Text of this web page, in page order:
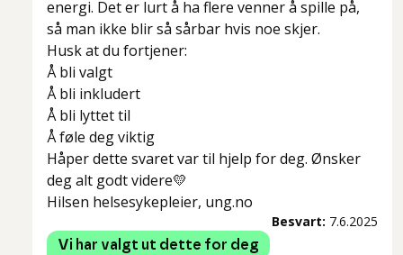
energi. Det er lurt å ha flere venner å spille på,
så man ikke blir så sårbar hvis noe skjer.
Husk at du fortjener:
Å bli valgt
Å bli inkludert
Å bli lyttet til
Å føle deg viktig
Håper dette svaret var til hjelp for deg. Ønsker
deg alt godt videre💛
Hilsen helsesykepleier, ung.no
Besvart: 7.6.2025
Vi har valgt ut dette for deg